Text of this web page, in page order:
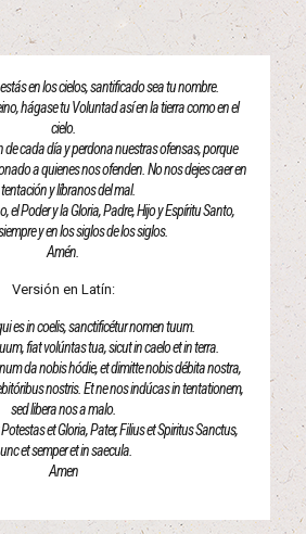
en los cielos, santificado sea tu nombre.
hágase tu Voluntad así en la tierra como en el
cielo.
cada día y perdona nuestras ofensas, porque
a quienes nos ofenden. No nos dejes caer en
y líbranos del mal.
el Poder y la Gloria, Padre, Hijo y Espíritu Santo,
y en los siglos de los siglos.
Amén.
Versión en Latín:
es in coelis, sanctificétur nomen tuum.
fiat volúntas tua, sicut in caelo et in terra.
da nobis hódie, et dimitte nobis débita nostra,
nostris. Et ne nos indúcas in tentationem,
sed libera nos a malo.
et Gloria, Pater, Filius et Spiritus Sanctus,
et semper et in saecula.
Amen